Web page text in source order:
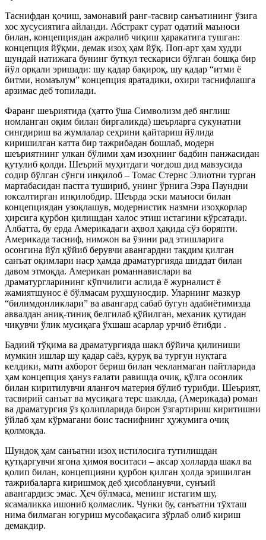
Таснифдан қочиш, замонавий ранг-тасвир санъатининг ўзига
хос хусусиятига айланди. Абстракт сурат одатий маъноси
билан, концепциядан ажралиб чиқиш ҳаракатига тушган:
концепция йўқми, демак изоҳ ҳам йўқ. Поп-арт ҳам худди
шундай натижага бунинг буткул тескариси бўлган бошқа бир
йўл орқали эришади: шу қадар бақироқ, шу қадар “итми ё
битми, номаълум” концепция яратадики, охири таснифлашга
арзимас деб топилади.
Фаранг шеъриятида (ҳатто ўша Символизм деб янглиш
номланган оқим билан биргаликда) шеърларга сукунатни
сингдириш ва жумлалар сеҳрини қайтариш йўлида
киришилган катта бир тажрибадан бошлаб, модерн
шеъриятнинг улкан бўлими ҳам изоҳнинг бадбин панжасидан
қутулиб қолди. Шеърий муҳитдаги чоғдош дид мавзусида
содир бўлган сўнги инқилоб – Томас Стернс Элиотни турган
мартабасидан пастга тушириб, унинг ўрнига Эзра Паундни
юксалтирган инқилобдир. Шеърда эски маъноси билан
концепциядан узоқлашув, модернистик назмни изоҳкорлар
ҳирсига қурбон қилишдан халос этиш истагини кўрсатади.
Албатта, бу ерда Америкадаги аҳвол ҳақида сўз боряпти.
Америкада тасниф, нимжон ва ўзини рад этишларига
осонгина йўл қўйиб берувчи авангардни тақдим қилган
санъат оқимлари наср ҳамда драматургияда шиддат билан
давом этмоқда. Американ романнавислари ва
драматургларининг кўпчилиги аслида ё журналист ё
жамиятшунос ё бўлмасам руҳшуносдир. Уларнинг мазкур
“билимдонликлари” ва авангард сабаб бугун адабиётимизда
аввалдан аниқ-тиниқ белгилаб қўйилган, механик қутидан
чиқувчи ўлик мусиқага ўхшаш асарлар урчиб ётибди .
Бадиий тўқима ва драматургияда шакл бўйича қилиниши
мумкин ишлар шу қадар саёз, қуруқ ва турғун нуқтага
келдики, матн ахборот бериш билан чекланмаган пайтларида
ҳам концепция ҳануз ғалати равишда очиқ, қўлга осонлик
билан киритилувчи яланғоч материя бўлиб турибди. Шеърият,
тасвирий санъат ва мусиқага терс шаклда, (Америкада) роман
ва драматургия ўз қолипларида бирон ўзгартириш киритишни
ўйлаб ҳам кўрмагани боис таснифнинг ҳужумига очиқ
қолмоқда.
Шундоқ ҳам санъатни изоҳ истилосига тутилишдан
қутқаргувчи ягона ҳимоя воситаси – аксар ҳолларда шакл ва
қолип билан, концепцияни қурбон қилган ҳолда эришилган
тажрибаларга киришмоқ деб ҳисобланувчи, сунъий
авангардизс эмас. Ҳеч бўлмаса, менинг истагим шу,
ясамаликка ишониб қолмаслик. Чунки бу, санъатни тўхташ
нима билмаган югуриш мусобақасига зўрлаб олиб кириш
демакдир.